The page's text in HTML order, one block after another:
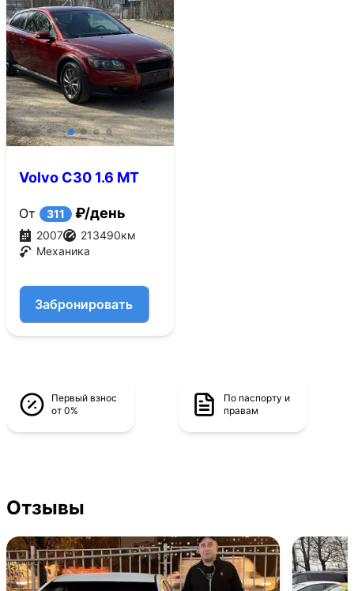
Volvo C30 1.6 MT
От 311 ₽/день
2007 213490км
Механика
Забронировать
Первый взнос
от 0%
По паспорту и
правам
Отзывы